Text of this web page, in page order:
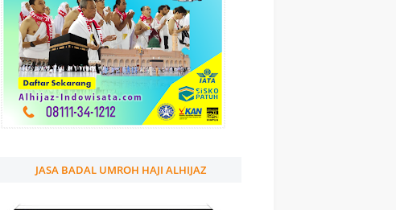
JASA BADAL UMROH HAJI ALHIJAZ